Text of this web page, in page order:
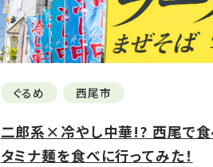
ぐるめ 西尾市
二郎系×冷やし中華!? 西尾で食
タミナ麺を食べに行ってみた！